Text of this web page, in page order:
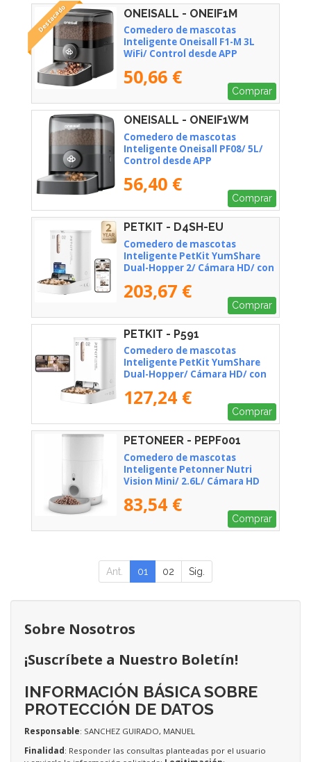
Destacado ONEISALL - ONEIF1M
Comedero de mascotas
Inteligente Oneisall F1-M 3L
WiFi/ Control desde APP
50,66 €
Comprar
ONEISALL - ONEIF1WM
Comedero de mascotas
Inteligente Oneisall PF08/ 5L/
Control desde APP
56,40 €
Comprar
PETKIT - D4SH-EU
Comedero de mascotas
Inteligente PetKit YumShare
Dual-Hopper 2/ Cámara HD/ con
203,67 €
Comprar
PETKIT - P591
Comedero de mascotas
Inteligente PetKit YumShare
Dual-Hopper/ Cámara HD/ con
127,24 €
Comprar
PETONEER - PEPF001
Comedero de mascotas
Inteligente Petonner Nutri
Vision Mini/ 2.6L/ Cámara HD
83,54 €
Comprar
Ant. 01 02 Sig.
Sobre Nosotros
¡Suscríbete a Nuestro Boletín!
INFORMACIÓN BÁSICA SOBRE
PROTECCIÓN DE DATOS
Responsable: SANCHEZ GUIRADO, MANUEL
Finalidad : Responder las consultas planteadas por el usuario